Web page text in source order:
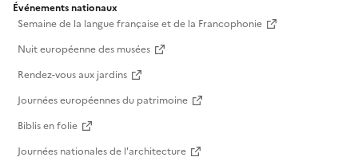
Événements nationaux
Semaine de la langue française et de la Francophonie
Nuit européenne des musées
Rendez-vous aux jardins
Journées européennes du patrimoine
Biblis en folie
Journées nationales de l'architecture